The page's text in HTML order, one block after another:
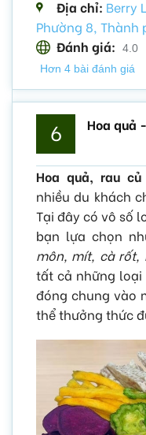
Địa chỉ: Berry
Phường 8, Thành
Đánh giá:
4.0
Hơn 4 bài đánh giá
6 Hoa quả
Hoa quả, rau củ
nhiều du khách
Tại đây có vô số
bạn lựa chọn
môn, mít, cà rốt,
tất cả những loại
đóng chung vào
thể thưởng thức